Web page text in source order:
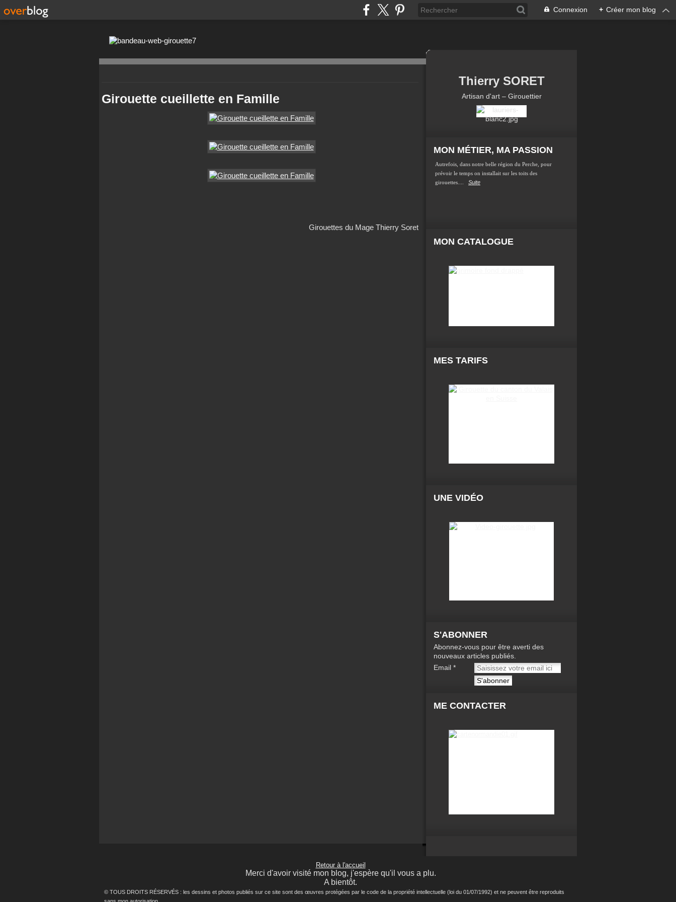
Connexion + Créer mon blog
Girouette cueillette en Famille
Girouettes du Mage Thierry Soret
Thierry SORET
Artisan d'art – Girouettier
MON MÉTIER, MA PASSION
Autrefois, dans notre belle région du Perche, pour
prévoir le temps on installait sur les toits des
girouettes....
Suite
MON CATALOGUE
MES TARIFS
UNE VIDÉO
S'ABONNER
Abonnez-vous pour être averti des
nouveaux articles publiés.
Email
ME CONTACTER
Retour à l'accueil
Merci d'avoir visité mon blog, j'espère qu'il vous a plu.
A bientôt.
© TOUS DROITS RÉSERVÉS : les dessins et photos publiés sur ce site sont des œuvres protégées par le code de la propriété intellectuelle (loi du 01/07/1992) et ne peuvent être reproduits